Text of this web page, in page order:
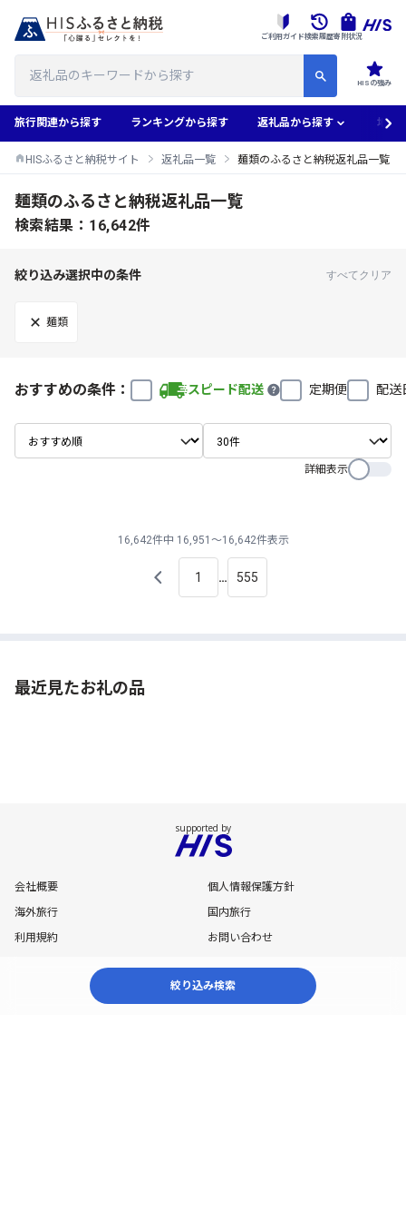
HISの強み
ご利用ガイド検索履歴寄附状況
旅行関連から探す ランキングから探す 返礼品から探す 地域
HISふるさと納税サイト 返礼品一覧 麺類のふるさと納税返礼品一覧
麺類のふるさと納税返礼品一覧
検索結果：16,642件
絞り込み選択中の条件 すべてクリア
麺類
おすすめの条件： スピード配送 定期便 配送
詳細表示
16,642件中 16,951～16,642件表示
1 … 555
最近見たお礼の品
絞り込み検索
会社概要
個人情報保護方針
海外旅行
国内旅行
利用規約
お問い合わせ
Copyright © HIS. Co.,Ltd. All Rights Reserved.